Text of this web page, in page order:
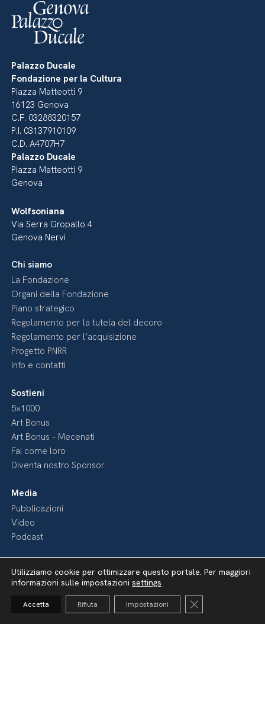
Palazzo Ducale
Fondazione per la Cultura
Piazza Matteotti 9
16123 Genova
C.F. 03288320157
P.I. 03137910109
C.D. A4707H7
Palazzo Ducale
Piazza Matteotti 9
Genova
Wolfsoniana
Via Serra Gropallo 4
Genova Nervi
Chi siamo
La Fondazione
Organi della Fondazione
Piano strategico
Regolamento per la tutela del decoro
Regolamento per l’acquisizione
Progetto PNRR
Info e contatti
Sostieni
5×1000
Art Bonus
Art Bonus – Mecenati
Fai come loro
Diventa nostro Sponsor
Media
Pubblicazioni
Video
Podcast
Utilizziamo cookie per ottimizzare questo portale. Per maggiori
informazioni sulle impostazioni settings
Accetta Rifiuta Impostazioni Close GDPR